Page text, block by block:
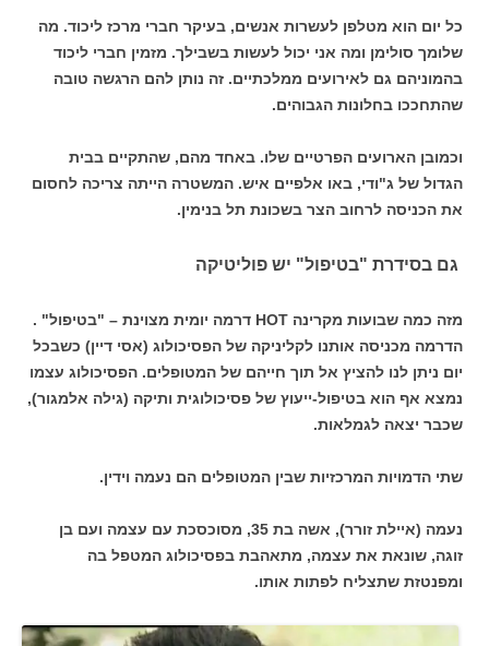
כל יום הוא מטלפן לעשרות אנשים, בעיקר חברי מרכז ליכוד. מה
שלומך סולימן ומה אני יכול לעשות בשבילך. מזמין חברי ליכוד
בהמוניהם גם לאירועים ממלכתיים. זה נותן להם הרגשה טובה
שהתחככו בחלונות הגבוהים.
וכמובן הארועים הפרטיים שלו. באחד מהם, שהתקיים בבית
הגדול של ג"ודי, באו אלפיים איש. המשטרה הייתה צריכה לחסום
את הכניסה לרחוב הצר בשכונת תל בנימין.
גם בסידרת "בטיפול" יש פוליטיקה
מזה כמה שבועות מקרינה HOT דרמה יומית מצוינת – "בטיפול" .
הדרמה מכניסה אותנו לקליניקה של הפסיכולוג (אסי דיין) כשבכל
יום ניתן לנו להציץ אל תוך חייהם של המטופלים. הפסיכולוג עצמו
נמצא אף הוא בטיפול-ייעוץ של פסיכולוגית ותיקה (גילה אלמגור),
שכבר יצאה לגמלאות.
שתי הדמויות המרכזיות שבין המטופלים הם נעמה וידין.
נעמה (איילת זורר), אשה בת 35, מסוכסכת עם עצמה ועם בן
זוגה, שונאת את עצמה, מתאהבת בפסיכולוג המטפל בה
ומפנטזת שתצליח לפתות אותו.